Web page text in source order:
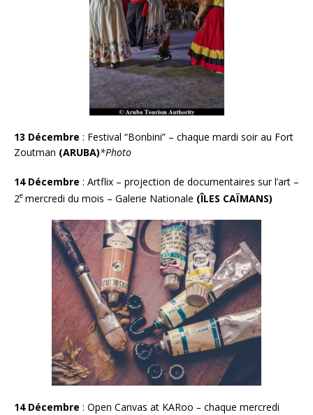
13 Décembre : Festival “Bonbini” – chaque mardi soir au Fort
Zoutman (ARUBA)*Photo
14 Décembre : Artflix – projection de documentaires sur l’art –
2e mercredi du mois – Galerie Nationale (ÎLES CAÏMANS)
14 Décembre : Open Canvas at KARoo – chaque mercredi